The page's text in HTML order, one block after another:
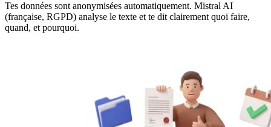
Tes données sont anonymisées automatiquement. Mistral AI
(française, RGPD) analyse le texte et te dit clairement quoi faire,
quand, et pourquoi.